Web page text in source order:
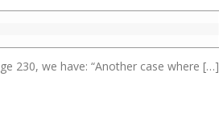
230, we have: “Another case where […]